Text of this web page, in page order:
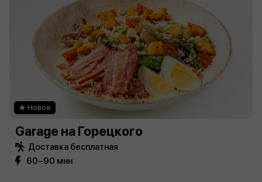
Новое
Garage на Горецкого
Доставка бесплатная
60−90 мин